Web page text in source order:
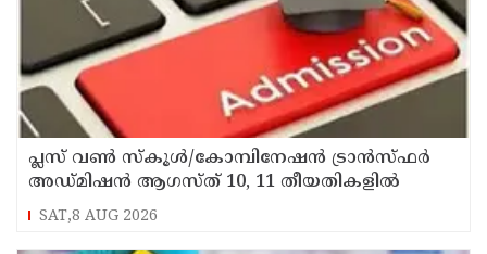
പ്ലസ് വൺ സ്‌കൂൾ/കോമ്പിനേഷൻ ട്രാൻസ്ഫർ
അഡ്മിഷൻ ആഗസ്ത് 10, 11 തീയതികളിൽ
SAT,8 AUG 2026